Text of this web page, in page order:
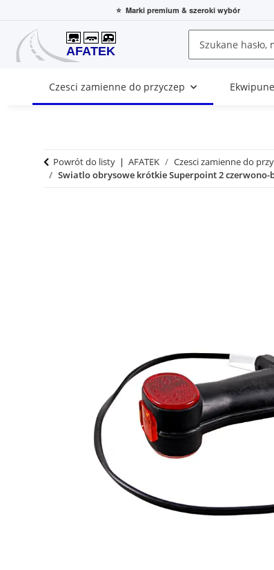
⭐ Marki premium & szeroki wybór
Czesci zamienne do przyczep
Powrót do listy AFATEK Czesci zamienne do
Swiatlo obrysowe krótkie Superpoint 2 czerwono-